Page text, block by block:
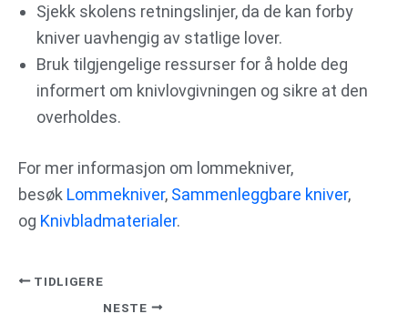
Sjekk skolens retningslinjer, da de kan forby
kniver uavhengig av statlige lover.
Bruk tilgjengelige ressurser for å holde deg
informert om knivlovgivningen og sikre at den
overholdes.
For mer informasjon om lommekniver,
besøk Lommekniver, Sammenleggbare kniver,
og Knivbladmaterialer.
TIDLIGERE
NESTE